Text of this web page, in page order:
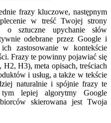
frazy kluczowe, następnym
w treść Twojej strony
sztuczne upychanie słów
odebrane przez Google i
zastosowanie w kontekście
Frazy te powinny pojawiać się
H2, H3), meta opisach, treściach
i usług, a także w tekście
naturalnie i spójnie frazy te
lepiej algorytmy Google
skierowana jest Twoja